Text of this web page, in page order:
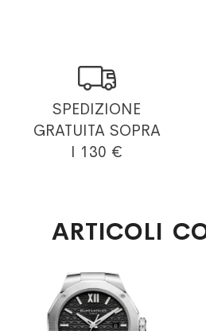

SPEDIZIONE
GRATUITA SOPRA
I 130 €
ARTICOLI